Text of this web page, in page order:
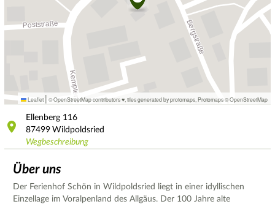
Leaflet | © OpenStreetMap contributors ♥, tiles generated by protomaps Protomaps©OpenStreetMap
Ellenberg 116
87499 Wildpoldsried
Wegbeschreibung
Über uns
Der Ferienhof Schön in Wildpoldsried liegt in einer idyllischen
Einzellage im Voralpenland des Allgäus. Der 100 Jahre alte